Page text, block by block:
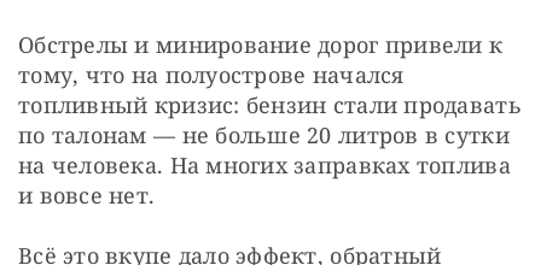
Обстрелы и минирование дорог привели к
тому, что на полуострове начался
топливный кризис: бензин стали продавать
по талонам — не больше 20 литров в сутки
на человека. На многих заправках топлива
и вовсе нет.
Всё это вкупе дало эффект, обратный